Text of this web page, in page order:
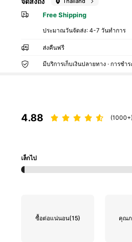
Free Shipping
ประมาณวันจัดส่ง:4-7 วันทำการ
ส่งคืนฟรี
มีบริการเก็บเงินปลายทาง · การช
4.88 (1000+)
เล็กไป
ซื้อต่อแน่นอน(15) คุณภ